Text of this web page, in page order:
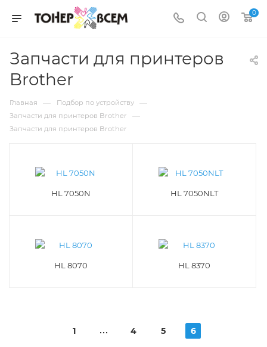
0
Запчасти для принтеров
Brother
Главная — Подбор по устройству —
Запчасти для принтеров Brother —
Запчасти для принтеров Brother
HL 7050N HL 7050NLT
HL 8070 HL 8370
1 4 5 6